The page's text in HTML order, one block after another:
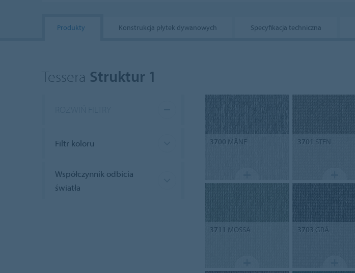
Produkty Konstrukcja płytek dywanowych Specyfikacja techniczna
Tessera Struktur 1
Filtr koloru
Współczynnik odbicia
światła
3700 MÅNE 3701 STEN
3711 MOSSA 3703 GRÅ